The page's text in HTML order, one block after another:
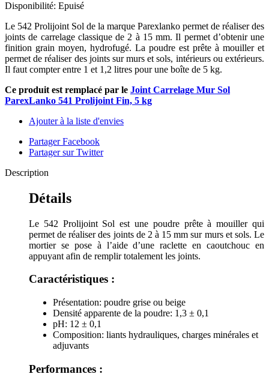
Disponibilité: Epuisé
Le 542 Prolijoint Sol de la marque Parexlanko permet de réaliser des
joints de carrelage classique de 2 à 15 mm. Il permet d’obtenir une
finition grain moyen, hydrofugé. La poudre est prête à mouiller et
permet de réaliser des joints sur murs et sols, intérieurs ou extérieurs.
Il faut compter entre 1 et 1,2 litres pour une boîte de 5 kg.
Ce produit est remplacé par le Joint Carrelage Mur Sol
ParexLanko 541 Prolijoint Fin, 5 kg
Ajouter à la liste d'envies
Partager Facebook
Partager sur Twitter
Description
Détails
Le 542 Prolijoint Sol est une poudre prête à mouiller qui
permet de réaliser des joints de 2 à 15 mm sur murs et sols. Le
mortier se pose à l’aide d’une raclette en caoutchouc en
appuyant afin de remplir totalement les joints.
Caractéristiques :
Présentation: poudre grise ou beige
Densité apparente de la poudre: 1,3 ± 0,1
pH: 12 ± 0,1
Composition: liants hydrauliques, charges minérales et
adjuvants
Performances :